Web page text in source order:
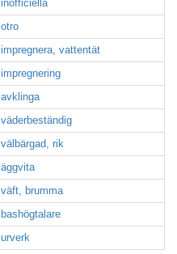
inofficiella
otro
impregnera, vattentät
impregnering
avklinga
väderbeständig
välbärgad, rik
äggvita
väft, brumma
bashögtalare
urverk